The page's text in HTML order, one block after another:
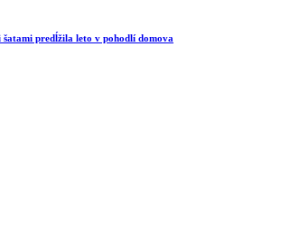
šatami predĺžila leto v pohodlí domova